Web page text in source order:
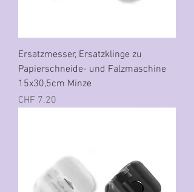
Ersatzmesser, Ersatzklinge zu
Papierschneide- und Falzmaschine
15x30,5cm Minze
Preis
CHF 7.20